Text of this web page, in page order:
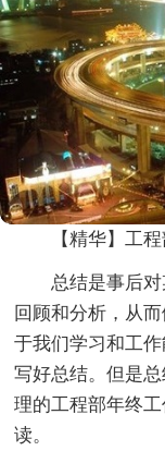
【精华】工
总结是事后
回顾和分析，从
于我们学习和工
写好总结。但是
理的工程部年终
读。